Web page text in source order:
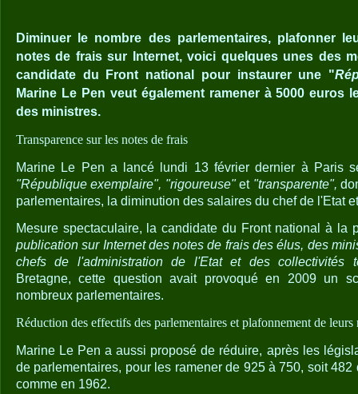
Diminuer le nombre des parlementaires, plafonner
notes de frais sur Internet, voici quelques unes des
candidate du Front national pour instaurer une "
Marine Le Pen veut également ramener à 5000 euros
des ministres.
Transparence sur les notes de frais
Marine Le Pen a lancé lundi 13 février dernier à Paris
"République exemplaire", "rigoureuse"et "transparente",
parlementaires, la diminution des salaires du chef de l'Etat
Mesure spectaculaire, la candidate du Front national à la
publication sur Internet des notes de frais des élus, des
chefs de l'administration de l'Etat et des collectivités
Bretagne, cette question avait provoqué en 2009 un
nombreux parlementaires.
Réduction des effectifs des parlementaires et plafonnement de leurs
Marine Le Pen a aussi proposé de réduire, après les
de parlementaires, pour les ramener de 925 à 750, soit 482
comme en 1962.